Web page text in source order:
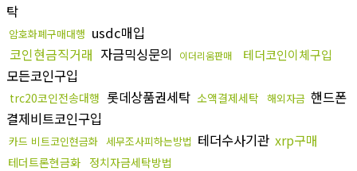
탁
암호화폐구매대행 usdc매입
코인현금직거래 자금믹싱문의 이더리움판매 테더코인이체구입
모든코인구입
trc20코인전송대행 롯데상품권세탁 소액결제세탁 해외자금 핸드폰
결제비트코인구입
카드 비트코인현금화 세무조사피하는방법 테더수사기관 xrp구매
테더트론현금화 정치자금세탁방법